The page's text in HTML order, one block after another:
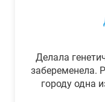
Делала
забеременела.
городу одна